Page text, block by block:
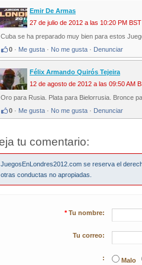
Emir De Armas
27 de julio de 2012 a las 10:20 PM BST
Cuba se ha preparado muy bien para estos
0 · Me gusta · No me gusta · Denunciar
Félix Armando Quirós Tejeira
12 de agosto de 2012 a las 09:50 AM
Oro para Rusia. Plata para Bielorrusia. Bronce
0 · Me gusta · No me gusta · Denunciar
tu comentario:
JuegosEnLondres2012.com se reserva el
otras conductas no apropiadas.
* Tu nombre:
Tu correo:
: Malo